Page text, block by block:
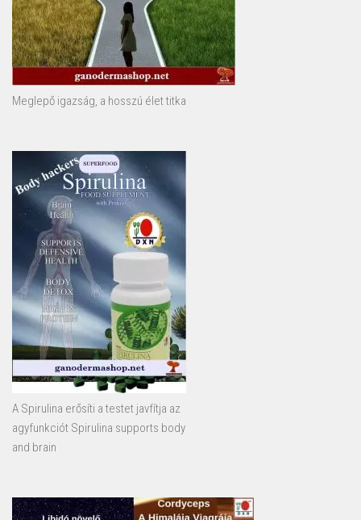
Meglepő igazság, a hosszú élet titka
A Spirulina erősíti a testet javfítja az
agyfunkciót Spirulina supports body
and brain